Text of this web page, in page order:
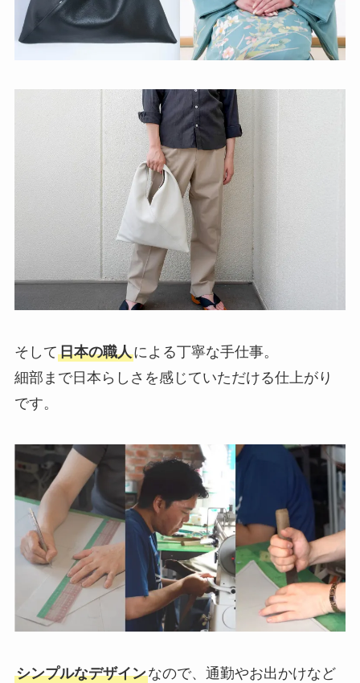
そして日本の職人による丁寧な手仕事。
細部まで日本らしさを感じていただける仕上がり
です。
シンプルなデザインなので、通勤やお出かけなど